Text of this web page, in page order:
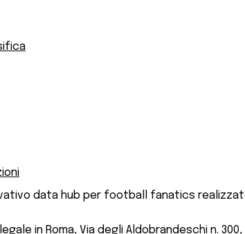
data hub per football fanatics
in Roma, Via degli Aldobrandeschi n. 300,